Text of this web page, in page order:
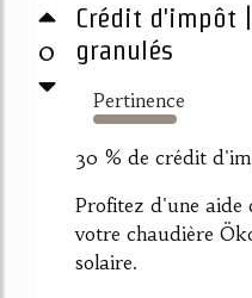
0
Crédit d'impôt |
granulés
Pertinence
389%
30 % de crédit
Profitez d'une aide
votre chaudière
solaire.